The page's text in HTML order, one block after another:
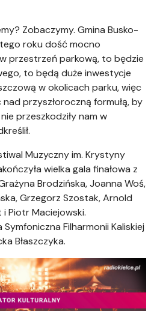
Zobaczymy. Gmina Busko-
roku dość mocno
przestrzeń parkową, to będzie
to będą duże inwestycje
w okolicach parku, więc
przyszłoroczną formułą, by
przeszkodziły nam w
Muzyczny im. Krystyny
wielka gala finałowa z
Brodzińska, Joanna Woś,
Grzegorz Szostak, Arnold
Piotr Maciejowski.
Filharmonii Kaliskiej
Błaszczyka.